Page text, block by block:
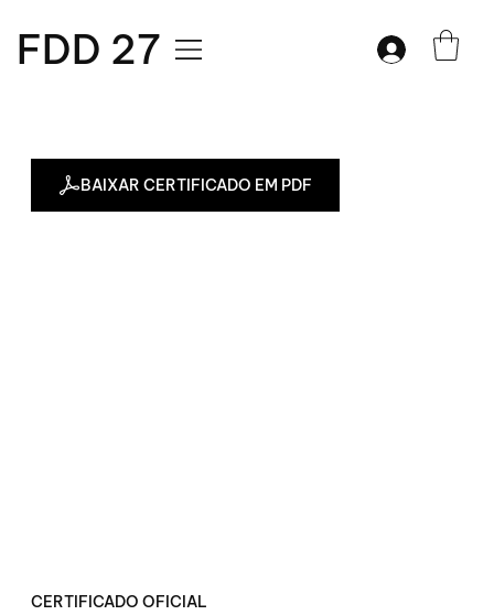
FDD 27
BAIXAR CERTIFICADO EM PDF
CERTIFICADO OFICIAL